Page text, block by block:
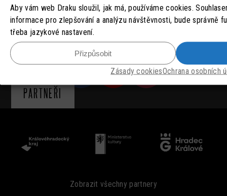
Aby vám web Draku sloužil, jak má, používáme cookies.
informace pro zlepšování a analýzu návštěvnosti, bude správně
třeba jazykové nastavení.
Přizpůsobit
Zásady cookiesOchrana osobních
SLEDUJTE NÁS
PARTNEŘI
Zobrazit všechny partnery